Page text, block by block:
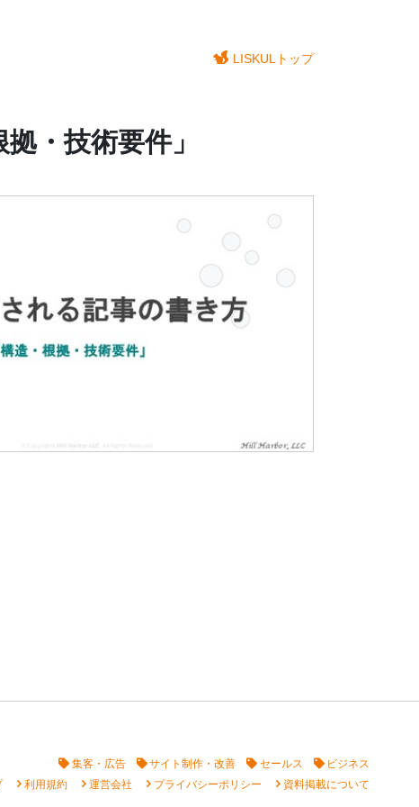
LISKULトップ
・技術要件」
集客・広告 サイト制作・改善 セールス ビジネス
chevron_right利用規約 chevron_right運営会社 chevron_rightプライバシーポリシー chevron_right資料掲載について